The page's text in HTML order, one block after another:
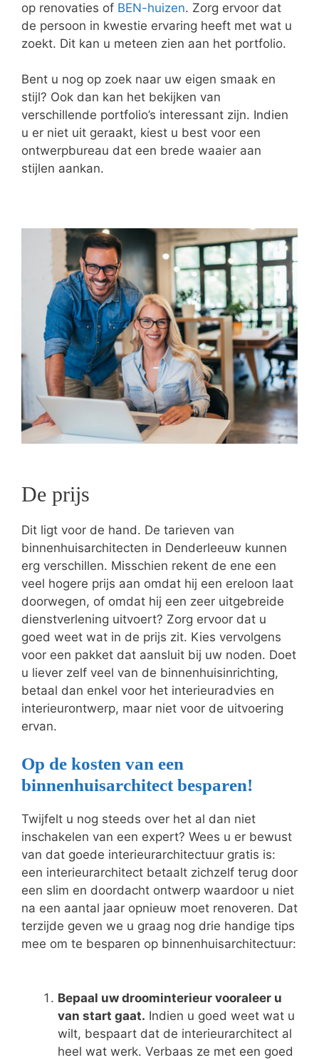
op renovaties of BEN-huizen. Zorg ervoor dat
de persoon in kwestie ervaring heeft met wat u
zoekt. Dit kan u meteen zien aan het portfolio.
Bent u nog op zoek naar uw eigen smaak en
stijl? Ook dan kan het bekijken van
verschillende portfolio’s interessant zijn. Indien
u er niet uit geraakt, kiest u best voor een
ontwerpbureau dat een brede waaier aan
stijlen aankan.
De prijs
Dit ligt voor de hand. De tarieven van
binnenhuisarchitecten in Denderleeuw kunnen
erg verschillen. Misschien rekent de ene een
veel hogere prijs aan omdat hij een ereloon laat
doorwegen, of omdat hij een zeer uitgebreide
dienstverlening uitvoert? Zorg ervoor dat u
goed weet wat in de prijs zit. Kies vervolgens
voor een pakket dat aansluit bij uw noden. Doet
u liever zelf veel van de binnenhuisinrichting,
betaal dan enkel voor het interieuradvies en
interieurontwerp, maar niet voor de uitvoering
ervan.
Op de kosten van een
binnenhuisarchitect besparen!
Twijfelt u nog steeds over het al dan niet
inschakelen van een expert? Wees u er bewust
van dat goede interieurarchitectuur gratis is:
een interieurarchitect betaalt zichzelf terug door
een slim en doordacht ontwerp waardoor u niet
na een aantal jaar opnieuw moet renoveren. Dat
terzijde geven we u graag nog drie handige tips
mee om te besparen op binnenhuisarchitectuur:
Bepaal uw droominterieur vooraleer u
van start gaat. Indien u goed weet wat u
wilt, bespaart dat de interieurarchitect al
heel wat werk. Verbaas ze met een goed